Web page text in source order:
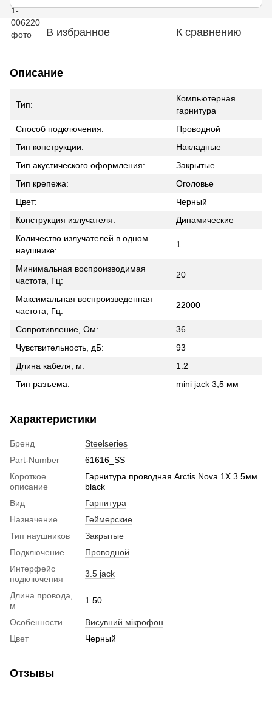
В избранное К сравнению
Описание
Тип:
Компьютерная
гарнитура
Способ подключения:
Проводной
Тип конструкции:
Накладные
Тип акустического оформления:
Закрытые
Тип крепежа:
Оголовье
Цвет:
Черный
Конструкция излучателя:
Динамические
Количество излучателей в одном
наушнике:
1
Минимальная воспроизводимая
частота, Гц:
20
Максимальная воспроизведенная
частота, Гц:
22000
Сопротивление, Ом:
36
Чувствительность, дБ:
93
Длина кабеля, м:
1.2
Тип разъема:
mini jack 3,5 мм
Характеристики
Бренд
Steelseries
Part-Number
61616_SS
Короткое
описание
Гарнитура проводная Arctis Nova 1X 3.5мм
black
Вид
Гарнитура
Назначение
Геймерские
Тип наушников
Закрытые
Подключение
Проводной
Интерфейс
подключения
3.5 jack
Длина провода,
м
1.50
Особенности
Висувний мікрофон
Цвет
Черный
Отзывы